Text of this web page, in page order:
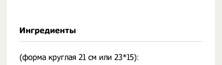
Ингредиенты
(форма круглая 21 см или 23*15):